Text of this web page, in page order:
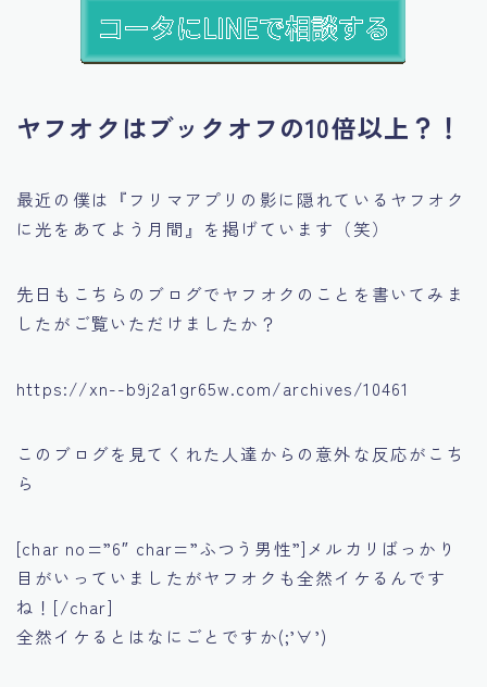
ヤフオクはブックオフの10倍以上？！
最近の僕は 『フリマアプリの影に隠れているヤフオク
に光をあてよう月間』 を掲げています（笑）
先日もこちらのブログでヤフオクのことを書いてみま
したがご覧いただけましたか？
https://xn--b9j2a1gr65w.com/archives/10461
このブログを見てくれた人達からの意外な反応がこち
ら
[char no=”6″ char=”ふつう男性”]メルカリばっかり
目がいっていましたがヤフオクも全然イケるんです
ね！[/char]
全然イケるとはなにごとですか(;’∀’)